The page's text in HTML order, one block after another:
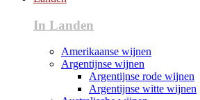
In Landen
Amerikaanse wijnen
Argentijnse wijnen
Argentijnse rode wijnen
Argentijnse witte wijnen